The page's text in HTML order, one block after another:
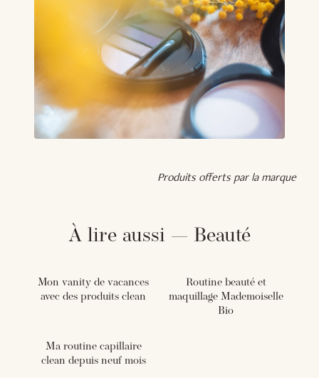
Produits offerts par la marque
À lire aussi — Beauté
Mon vanity de vacances
avec des produits clean
Routine beauté et
maquillage Mademoiselle
Bio
Ma routine capillaire
clean depuis neuf mois